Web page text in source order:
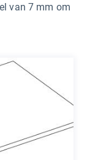
van 7 mm om